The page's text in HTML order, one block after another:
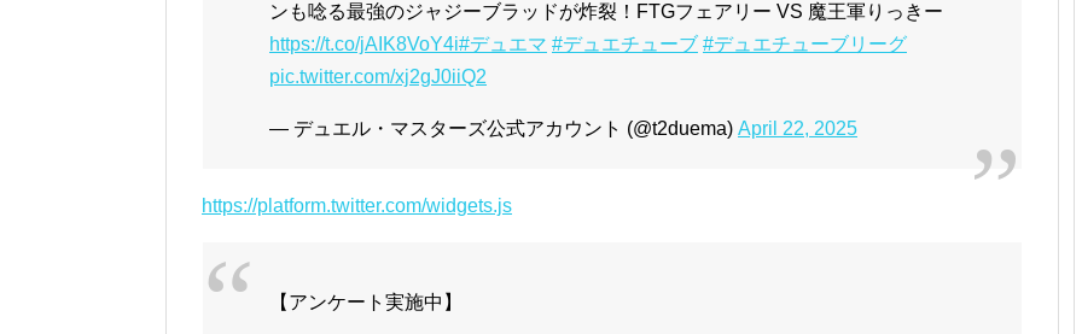
ンも唸る最強のジャジーブラッドが炸裂！FTGフェアリー VS 魔王軍りっきー
https://t.co/jAIK8VoY4i#デュエマ #デュエチューブ #デュエチューブリーグ
pic.twitter.com/xj2gJ0iiQ2
— デュエル・マスターズ公式アカウント (@t2duema) April 22, 2025
https://platform.twitter.com/widgets.js
【アンケート実施中】